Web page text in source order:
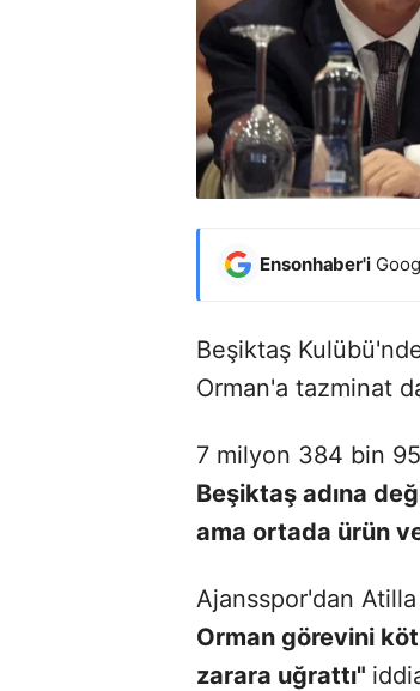
Ensonhaber'i
Beşiktaş
Orman'a tazminat
7 milyon 384 bin
Beşiktaş adına
ama ortada ürün
Ajansspor'dan
Orman görevini
zarara uğrattı"